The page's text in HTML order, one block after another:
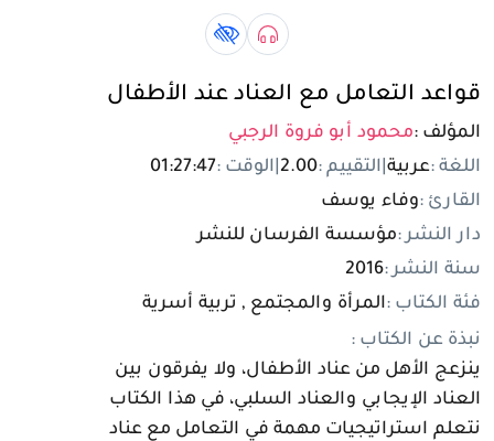
صوتي bookكتاب لذوي الهمم book
قواعد التعامل مع العناد عند الأطفال
المؤلف :محمود أبو فروة الرجبي
اللغة :عربية التقييم :2.00 الوقت :01:27:47
القارئ :وفاء يوسف
دار النشر :مؤسسة الفرسان للنشر
سنة النشر :2016
فئة الكتاب :المرأة والمجتمع , تربية أسرية
نبذة عن الكتاب :
ينزعج الأهل من عناد الأطفال، ولا يفرقون بين
العناد الإيجابي والعناد السلبي، في هذا الكتاب
نتعلم استراتيجيات مهمة في التعامل مع عناد